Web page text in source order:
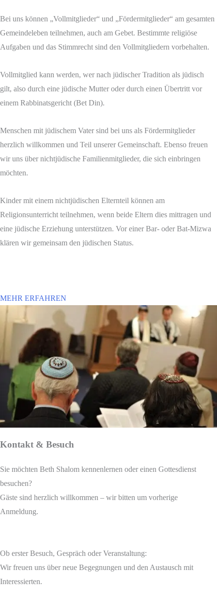
Bei uns können „Vollmitglieder“ und „Fördermitglieder“ am gesamten
Gemeindeleben teilnehmen, auch am Gebet. Bestimmte religiöse
Aufgaben und das Stimmrecht sind den Vollmitgliedern vorbehalten.
Vollmitglied kann werden, wer nach jüdischer Tradition als jüdisch
gilt, also durch eine jüdische Mutter oder durch einen Übertritt vor
einem Rabbinatsgericht (Bet Din).
Menschen mit jüdischem Vater sind bei uns als Fördermitglieder
herzlich willkommen und Teil unserer Gemeinschaft. Ebenso freuen
wir uns über nichtjüdische Familienmitglieder, die sich einbringen
möchten.
Kinder mit einem nichtjüdischen Elternteil können am
Religionsunterricht teilnehmen, wenn beide Eltern dies mittragen und
eine jüdische Erziehung unterstützen. Vor einer Bar- oder Bat-Mizwa
klären wir gemeinsam den jüdischen Status.
MEHR ERFAHREN
Kontakt & Besuch
Sie möchten Beth Shalom kennenlernen oder einen Gottesdienst
besuchen?
Gäste sind herzlich willkommen – wir bitten um vorherige
Anmeldung.
Ob erster Besuch, Gespräch oder Veranstaltung:
Wir freuen uns über neue Begegnungen und den Austausch mit
Interessierten.